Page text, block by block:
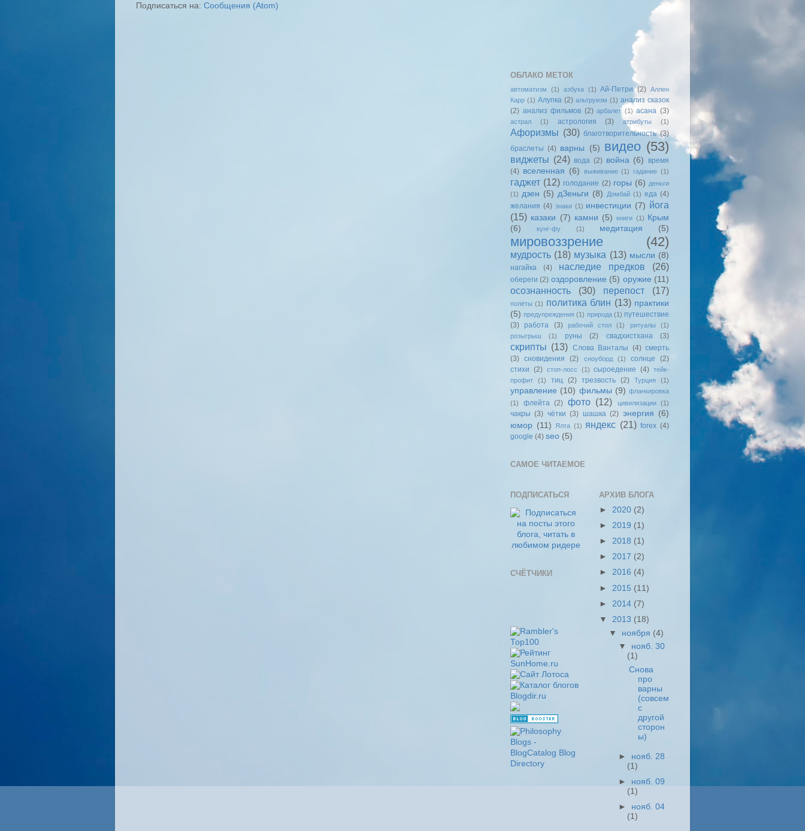
Подписаться на: Сообщения (Atom)
ОБЛАКО МЕТОК
автоматизм (1) азбука (1) Ай-Петри (2) Аллен
Карр (1) Алупка (2) альтруизм (1) анализ сказок
(2) анализ фильмов (2) арбалет (1) асана (3)
астрал (1) астрология (3) атрибуты (1)
Афоризмы (30) благотворительность (3)
браслеты (4) варны (5) видео (53)
виджеты (24) вода (2) война (6)
время
(4) вселенная (6) выживание (1) гадание (1)
гаджет (12) голодание (2) горы (6) деньги
(1) дзен (5) дЗеньги (8) Домбай (1) еда (4)
желания (4) знаки (1) инвестиции (7) йога
(15) казаки (7) камни (5) книги (1) Крым
(6)
кунг-фу (1) медитация (5)
мировоззрение (42)
мудрость (18) музыка (13) мысли (8)
нагайка (4) наследие предков (26)
обереги (2) оздоровление (5) оружие (11)
осознанность (30) перепост (17)
полёты (1) политика блин (13) практики
(5) предупреждения (1) природа (1) путешествие
(3) работа (3) рабочий стол (1) ритуалы
(1)
розыгрыш
(1) руны (2) свадхистхана (3)
скрипты (13) Слова Ванталы (4) смерть
(3) сновидения (2) сноуборд (1) солнце
(2)
стихи (2) стоп-лосс (1) сыроедение (4) тейк-
профит
(1) тиц (2) трезвость (2) Турция (1)
управление (10) фильмы (9) фланкировка
(1)
флейта (2) фото (12) цивилизации (1)
чакры (3) чётки (3) шашка (2) энергия (6)
юмор (11) Ялта (1) яндекс (21) forex (4)
google (4) seo (5)
САМОЕ ЧИТАЕМОЕ
ПОДПИСАТЬСЯ
СЧЁТЧИКИ
АРХИВ БЛОГА
► 2020 (2)
► 2019 (1)
► 2018 (1)
► 2017 (2)
► 2016 (4)
► 2015 (11)
► 2014 (7)
▼ 2013 (18)
▼ ноября (4)
▼ нояб. 30
(1)
Снова
про
варны
(совсем
с
другой
сторон
ы)
► нояб. 28
(1)
► нояб. 09
(1)
► нояб. 04
(1)